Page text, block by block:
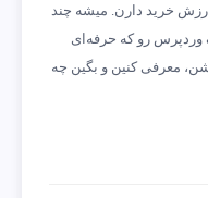
خرید دارن. میشه چند
وردپرس رو که حرفه‌ای
معرفی کنین و بگین چه